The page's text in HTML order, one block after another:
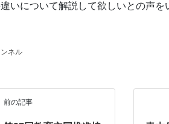
いについて解説して欲しいとの声
ネル
前の記事